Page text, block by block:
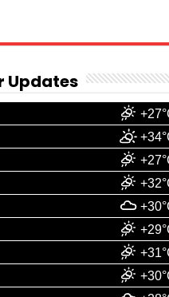
Updates